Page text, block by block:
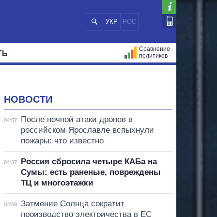
УКР РОС
Сравнение
политиков
НОВОСТИ
04:57
После ночной атаки дронов в
российском Ярославле вспыхнули
пожары: что известно
04:37
Россия сбросила четыре КАБа на
Сумы: есть раненые, повреждены
ТЦ и многоэтажки
03:59
Затмение Солнца сократит
производство электричества в ЕС